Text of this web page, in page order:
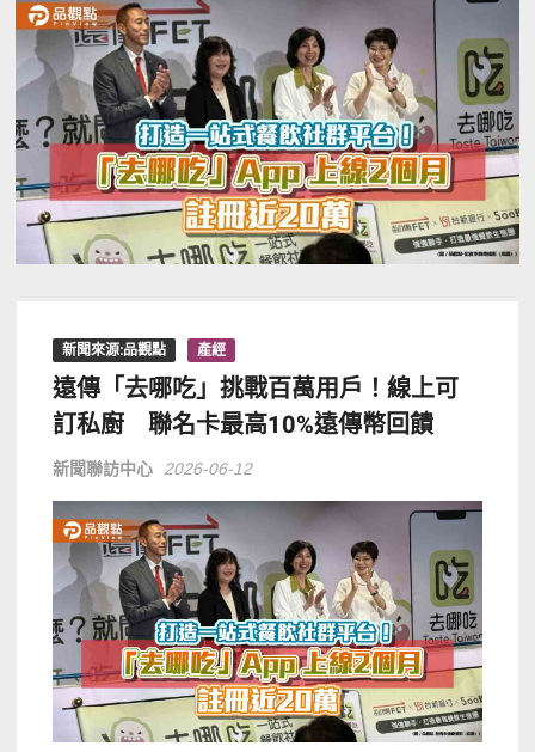
新聞來源:品觀點 產經
遠傳「去哪吃」挑戰百萬用戶！線上可
訂私廚 聯名卡最高10%遠傳幣回饋
新聞聯訪中心 2026-06-12